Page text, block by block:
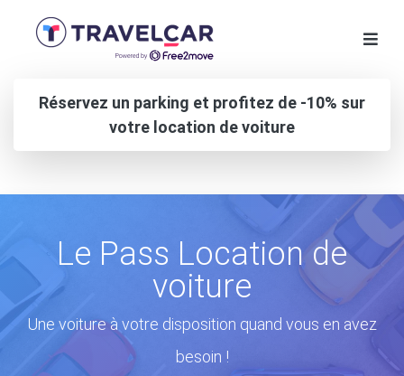
Réservez un parking et profitez de -10% sur
votre location de voiture
Le Pass Location de
voiture
Une voiture à votre disposition quand vous en avez
besoin !